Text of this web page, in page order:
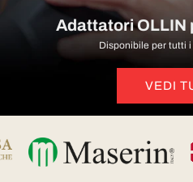
Adattatori OLLIN
Disponibile per tutti
VEDI